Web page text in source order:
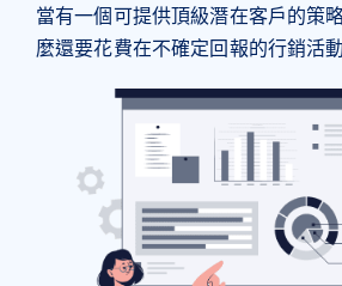
當有一個可提供頂級潛在客戶的策
麼還要花費在不確定回報的行銷活